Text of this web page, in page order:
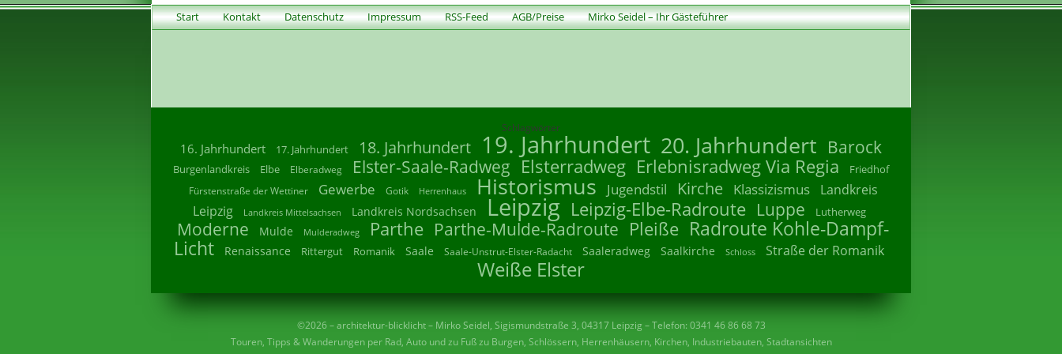
Start Kontakt Datenschutz Impressum RSS-Feed AGB/Preise Mirko Seidel – Ihr Gästeführer
Schlagwörter
16. Jahrhundert 17. Jahrhundert 18. Jahrhundert 19. Jahrhundert 20. Jahrhundert Barock
Burgenlandkreis Elbe Elberadweg Elster-Saale-Radweg Elsterradweg Erlebnisradweg Via Regia Friedhof
Fürstenstraße der Wettiner Gewerbe Gotik Herrenhaus Historismus Jugendstil Kirche Klassizismus
Landkreis
Leipzig
Landkreis Mittelsachsen Landkreis Nordsachsen Leipzig Leipzig-Elbe-Radroute Luppe Lutherweg
Moderne Mulde Mulderadweg Parthe Parthe-Mulde-Radroute Pleiße Radroute Kohle-Dampf-
Licht
Renaissance Rittergut Romanik Saale Saale-Unstrut-Elster-Radacht Saaleradweg Saalkirche Schloss Straße der Romanik
Weiße Elster
©2026 – architektur-blicklicht – Mirko Seidel, Sigismundstraße 3, 04317 Leipzig – Telefon: 0341 46 86 68 73
Touren, Tipps & Wanderungen per Rad, Auto und zu Fuß zu Burgen, Schlössern, Herrenhäusern, Kirchen, Industriebauten, Stadtansichten